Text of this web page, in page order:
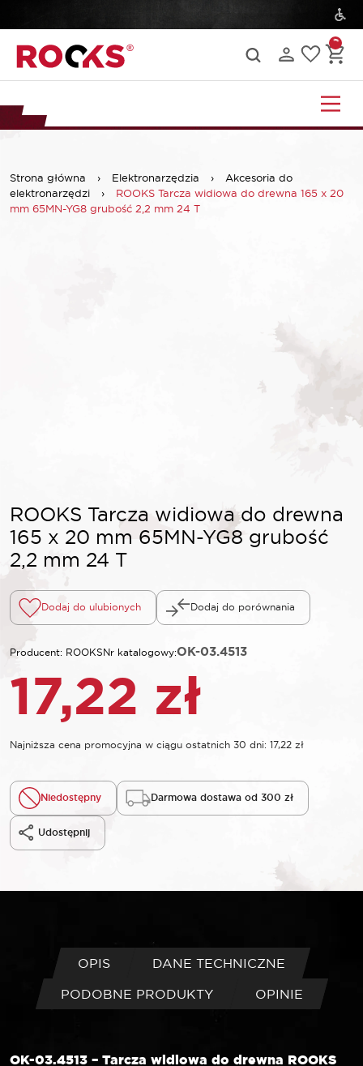
Strona główna › Elektronarzędzia ›
Akcesoria do
elektronarzędzi
›
ROOKS Tarcza widiowa do drewna 165 x 20
mm 65MN-YG8 grubość 2,2 mm 24 T
ROOKS Tarcza widiowa do drewna
165 x 20 mm 65MN-YG8 grubość
2,2 mm 24 T
Dodaj do ulubionych Dodaj do porównania
Producent: ROOKSNr katalogowy:OK-03.4513
17,22 zł
Najniższa cena promocyjna w ciągu ostatnich 30 dni: 17,22 zł
Niedostępny Darmowa dostawa od 300 zł
Udostępnij
OPIS
DANE TECHNICZNE
PODOBNE PRODUKTY
OPINIE
OK-03.4513 – Tarcza widiowa do drewna ROOKS